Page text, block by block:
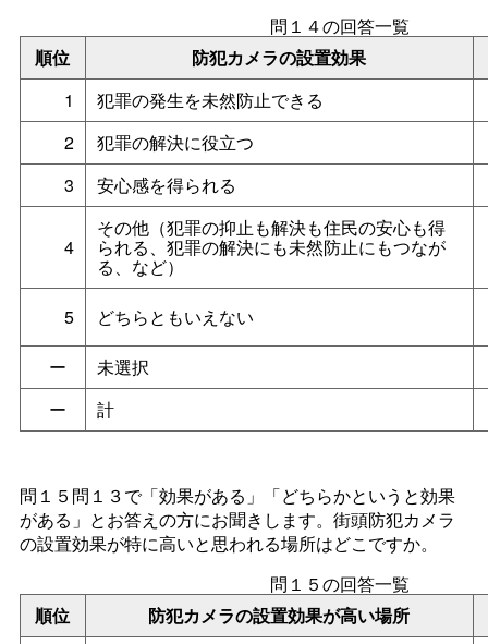
順位 防犯カメラの設置効果
問１４の回答一覧
1
犯罪の発生を未然防止できる
2
犯罪の解決に役立つ
3
安心感を得られる
4
その他（犯罪の抑止も解決も住民の安心も得
られる、犯罪の解決にも未然防止にもつなが
る、など）
5
どちらともいえない
ー
未選択
ー
計
問１５問１３で「効果がある」「どちらかというと効果
がある」とお答えの方にお聞きします。街頭防犯カメラ
の設置効果が特に高いと思われる場所はどこですか。
順位 防犯カメラの設置効果が高い場所
問１５の回答一覧